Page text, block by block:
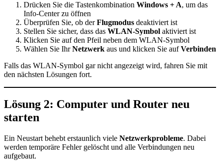
Drücken Sie die Tastenkombination Windows + A, um das
Info-Center zu öffnen
Überprüfen Sie, ob derFlugmodus deaktiviert ist
Stellen Sie sicher, dass das WLAN-Symbol aktiviert ist
Klicken Sie auf den Pfeil neben dem WLAN-Symbol
Wählen Sie IhrNetzwerk aus und klicken Sie aufVerbinden
Falls das WLAN-Symbol gar nicht angezeigt wird, fahren Sie mit
den nächsten Lösungen fort.
Lösung 2: Computer und Router neu
starten
Ein Neustart behebt erstaunlich viele Netzwerkprobleme. Dabei
werden temporäre Fehler gelöscht und alle Verbindungen neu
aufgebaut.